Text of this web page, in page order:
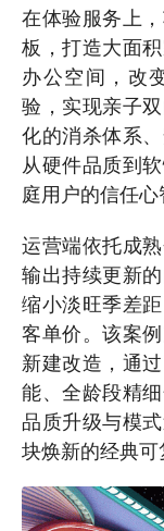
在体验服务上
板，打造大面
办公空间，改
验，实现亲子
化的消杀体系
从硬件品质到
庭用户的信任心
运营端依托成
输出持续更新
缩小淡旺季差
客单价。该案
新建改造，通
能、全龄段精
品质升级与模
块焕新的经典可